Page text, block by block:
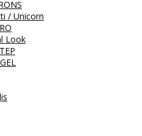
/ Unicorn
Look